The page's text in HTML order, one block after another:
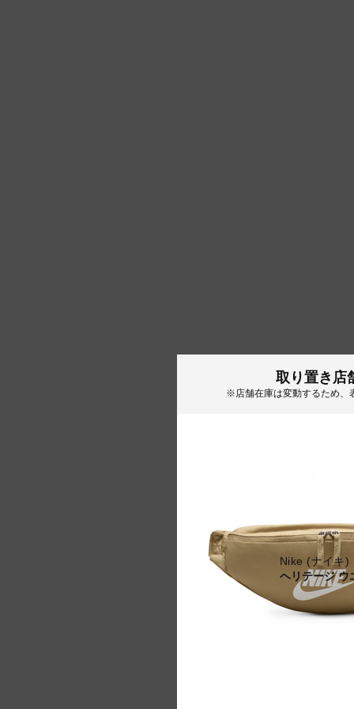
取り置き店
※店舗在庫は変動するため、
Nike (ナイキ)
ヘリテージ ウ